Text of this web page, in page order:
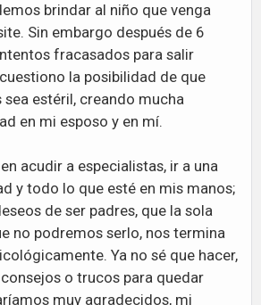
brindar al niño que venga
Sin embargo después de 6
fracasados para salir
la posibilidad de que
estéril, creando mucha
en mi esposo y en mí.
acudir a especialistas, ir a una
y todo lo que esté en mis manos;
de ser padres, que la sola
no podremos serlo, nos termina
Ya no sé que hacer,
o trucos para quedar
muy agradecidos, mi